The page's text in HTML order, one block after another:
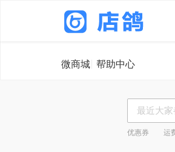
微商城 帮助中心
优惠券 运